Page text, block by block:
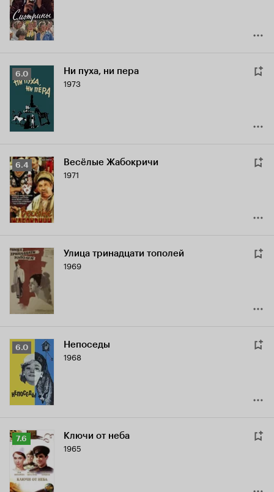
6.0
Рейтинг
Кинопоиска
6.0 Ни пуха, ни пера
1973
Рейтинг
Кинопоиска
6.4
6.4 Весёлые Жабокричи
1971
Улица тринадцати тополей
1969
Рейтинг
Кинопоиска
6.0
6.0 Непоседы
1968
Рейтинг
Кинопоиска
7.6
7.6 Ключи от неба
1965